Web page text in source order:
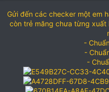
Gửi đến các checker một em
còn trẻ măng chưa từng
-
-
-